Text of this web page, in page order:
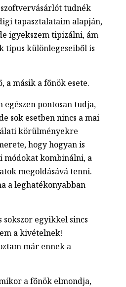
tudnék
tapasztalataim alapján,
igyekszem tipizálni, ám
típus különlegeseiből is
a másik a főnök esete.
pontosan tudja,
sok esetben nincs a mai
körülményekre
hogy hogyan is
módokat kombinálni, a
megoldásává tenni.
a leghatékonyabban
sokszor egyikkel sincs
a kivételnek!
már ennek a
a főnök elmondja,